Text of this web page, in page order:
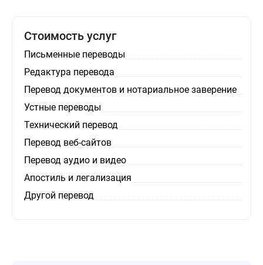
Стоимость услуг
Письменные переводы
Редактура перевода
Перевод документов и нотариальное заверение
Устные переводы
Технический перевод
Перевод веб-сайтов
Перевод аудио и видео
Апостиль и легализация
Другой перевод